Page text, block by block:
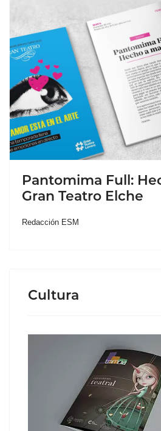
Pantomima Full:
Gran Teatro Elche
Redacción ESM
Cultura